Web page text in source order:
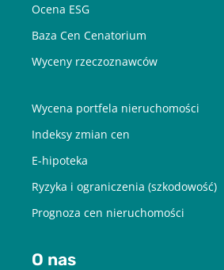
Chcę otrzymywać treści o charakterze
świadomość, że mogę zrezygnować z
Więcej informacji o przetwarzaniu moich
wPolityce prywatności.
Ocena ESG
Baza Cen Cenatorium
Wyceny rzeczoznawców
Wycena portfela nieruchomości
Indeksy zmian cen
E-hipoteka
Ryzyka i ograniczenia (szkodowość)
Prognoza cen nieruchomości
O nas